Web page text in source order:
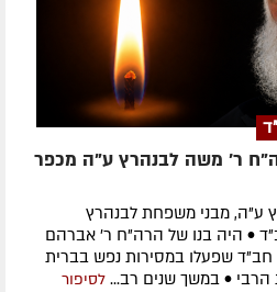
ר' משה לבנהרץ ע"ה מכפר
ע"ה, מבני משפחת לבנהרץ
• היה בנו של הרה"ח ר' אברהם
שפעלו במסירות נפש בברית
הרבי • במשך שנים רב... לסיפור